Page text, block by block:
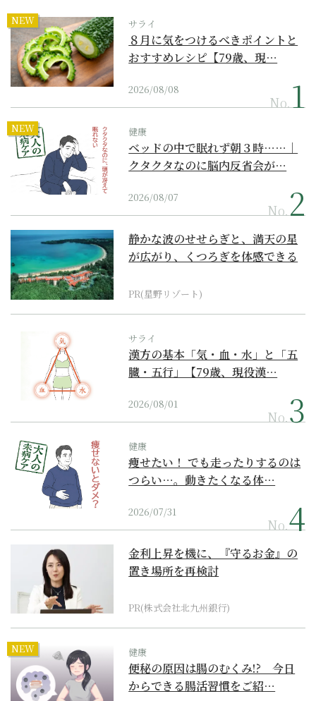
NEW サライ
８月に気をつけるべきポイントと
おすすめレシピ【79歳、現…
2026/08/08
No.
NEW 健康
ベッドの中で眠れず朝３時……｜
クタクタなのに脳内反省会が…
2026/08/07
No.
静かな波のせせらぎと、満天の星
が広がり、くつろぎを体感できる
PR(星野リゾート)
サライ
漢方の基本「気・血・水」と「五
臓・五行」【79歳、現役漢…
2026/08/01
No.
健康
痩せたい！ でも走ったりするのは
つらい…。動きたくなる体…
2026/07/31
No.
金利上昇を機に、『守るお金』の
置き場所を再検討
PR(株式会社北九州銀行)
NEW 健康
便秘の原因は腸のむくみ!? 今日
からできる腸活習慣をご紹…